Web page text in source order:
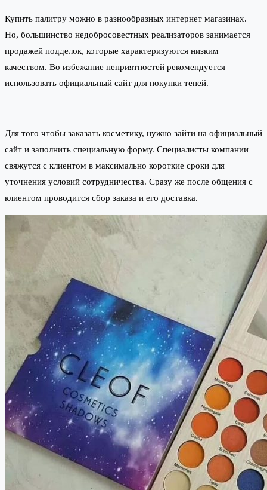
Купить палитру можно в разнообразных интернет магазинах.
Но, большинство недобросовестных реализаторов занимается
продажей подделок, которые характеризуются низким
качеством. Во избежание неприятностей рекомендуется
использовать официальный сайт для покупки теней.
Для того чтобы заказать косметику, нужно зайти на официальный
сайт и заполнить специальную форму. Специалисты компании
свяжутся с клиентом в максимально короткие сроки для
уточнения условий сотрудничества. Сразу же после общения с
клиентом проводится сбор заказа и его доставка.